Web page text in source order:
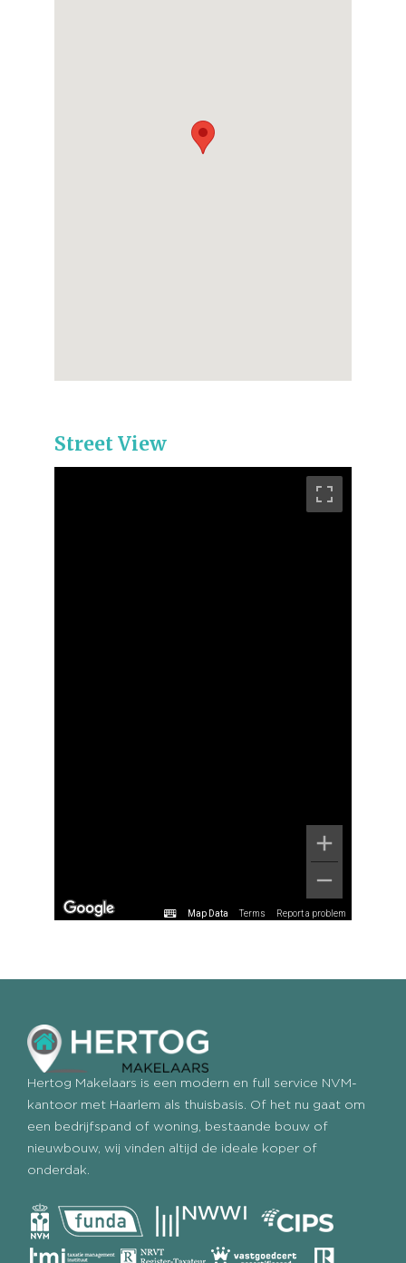
Street View
Map Data Terms Report a problem
Hertog Makelaars is een modern en full service NVM-
kantoor met Haarlem als thuisbasis. Of het nu gaat om
een bedrijfspand of woning, bestaande bouw of
nieuwbouw, wij vinden altijd de ideale koper of
onderdak.